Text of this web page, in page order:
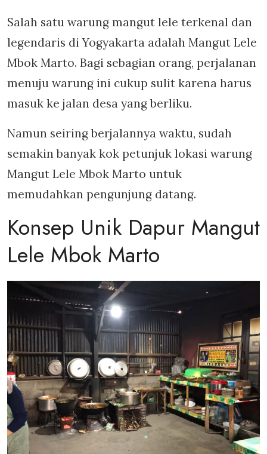
Salah satu warung mangut lele terkenal dan
legendaris di Yogyakarta adalah Mangut Lele
Mbok Marto. Bagi sebagian orang, perjalanan
menuju warung ini cukup sulit karena harus
masuk ke jalan desa yang berliku.
Namun seiring berjalannya waktu, sudah
semakin banyak kok petunjuk lokasi warung
Mangut Lele Mbok Marto untuk
memudahkan pengunjung datang.
Konsep Unik Dapur Mangut
Lele Mbok Marto